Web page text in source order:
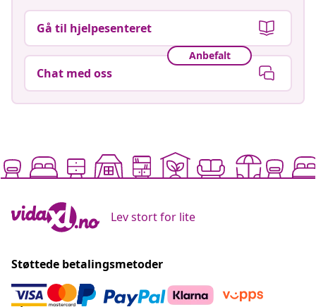
Gå til hjelpesenteret
Anbefalt
Chat med oss
Lev stort for lite
Støttede betalingsmetoder